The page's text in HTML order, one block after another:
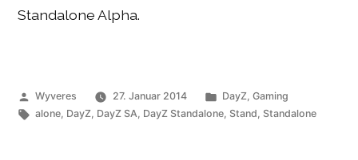
Standalone Alpha.
Veröffentlicht
von
Wyveres 27. Januar 2014
Veröffentlicht
unter
DayZ, Gaming
Schlagwörter:
alone, DayZ, DayZ SA, DayZ Standalone, Stand, Standalone